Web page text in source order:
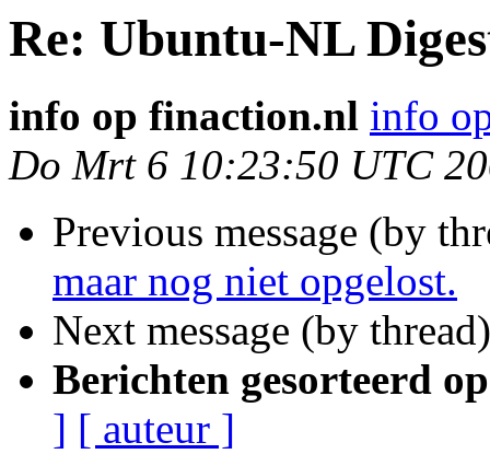
Re: Ubuntu-NL
info op finaction.nl info
Do Mrt 6 10:23:50 UTC
Previous message (by
maar nog niet opgelost.
Next message (by
Berichten gesorteerd
] [ auteur ]